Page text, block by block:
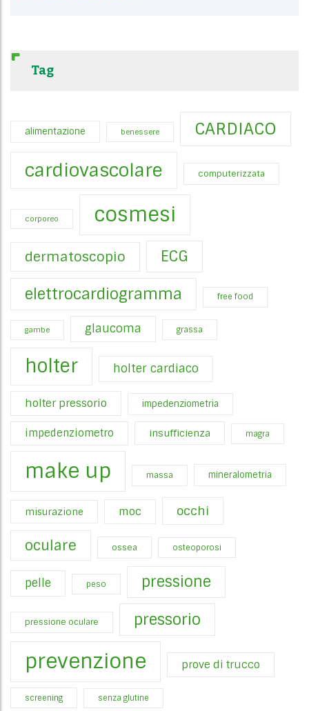
Tag
alimentazione benessere CARDIACO
cardiovascolare computerizzata
corporeo cosmesi
dermatoscopio ECG
elettrocardiogramma free food
gambe glaucoma grassa
holter holter cardiaco
holter pressorio impedenziometria
impedenziometro insufficienza magra
make up massa mineralometria
misurazione moc occhi
oculare ossea osteoporosi
pelle peso pressione
pressione oculare pressorio
prevenzione prove di trucco
screening senza glutine